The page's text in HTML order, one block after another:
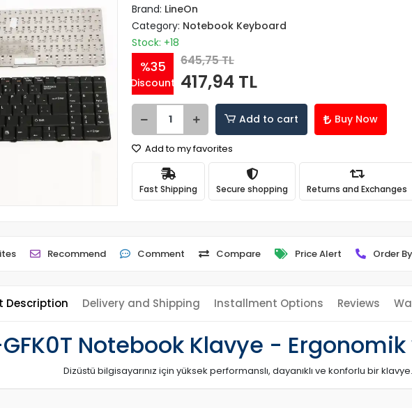
Brand: LineOn
Category: Notebook Keyboard
Stock: +18
%35
Discount
645,75 TL
417,94 TL
Add to cart Buy Now
Add to my favorites
Fast Shipping Secure shopping Returns and Exchanges
Recommend Comment Compare Price Alert Order
Description Delivery and Shipping Installment Options Reviews
Notebook Klavye - Ergonomik
Dizüstü bilgisayarınız için yüksek performanslı, dayanıklı ve konforlu bir klavye.